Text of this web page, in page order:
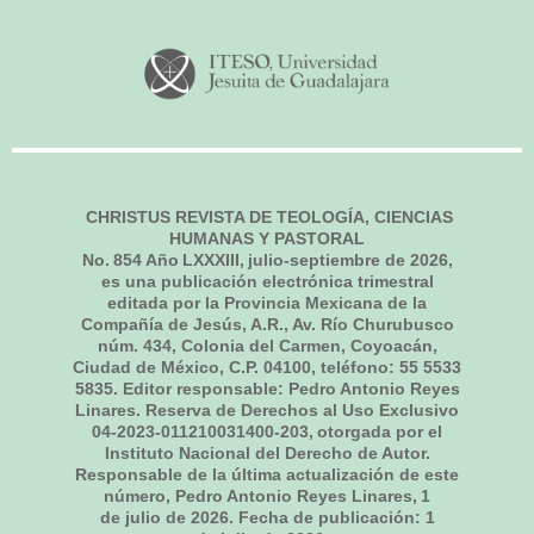
CHRISTUS REVISTA DE TEOLOGÍA, CIENCIAS
HUMANAS Y PASTORAL
No. 854Año LXXXIII, julio-septiembre de 2026,
es una publicación electrónica trimestral
editada por la Provincia Mexicana de la
Compañía de Jesús, A.R., Av. Río Churubusco
núm. 434, Colonia del Carmen, Coyoacán,
Ciudad de México, C.P. 04100, teléfono: 55 5533
5835. Editor responsable: Pedro Antonio Reyes
Linares. Reserva de Derechos al Uso Exclusivo
04-2023-011210031400-203, otorgada por el
Instituto Nacional del Derecho de Autor.
Responsable de la última actualización de este
número, Pedro Antonio Reyes Linares, 1
de julio de 2026. Fecha de publicación: 1